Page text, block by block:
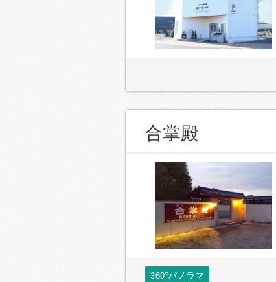
合掌殿
360°パノラマ